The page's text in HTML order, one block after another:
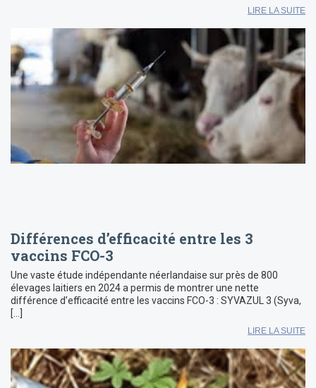
LIRE LA SUITE
Différences d’efficacité entre les 3
vaccins FCO-3
Une vaste étude indépendante néerlandaise sur près de 800
élevages laitiers en 2024 a permis de montrer une nette
différence d’efficacité entre les vaccins FCO-3 : SYVAZUL 3 (Syva,
[…]
LIRE LA SUITE